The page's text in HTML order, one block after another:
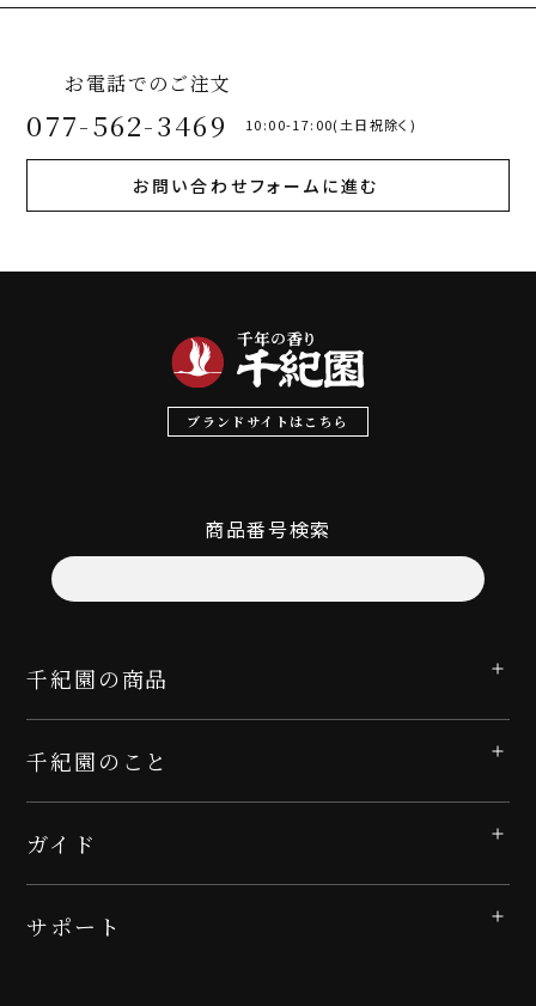
お電話でのご注文
077-562-3469 10:00-17:00(土日祝除く)
お問い合わせフォームに進む
ブランドサイトはこちら
商品番号検索
千紀園の商品
千紀園のこと
ガイド
サポート